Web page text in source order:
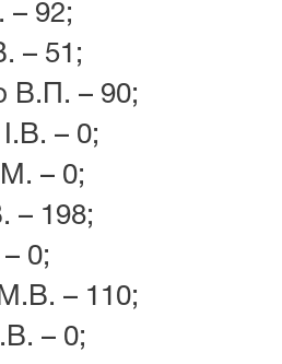
92;
– 51;
В.П. – 90;
– 0;
– 0;
– 198;
0;
– 110;
– 0;